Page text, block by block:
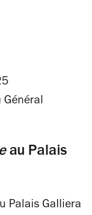
Général
au Palais
Palais Galliera